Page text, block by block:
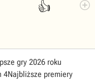
👍
gry 2026 roku
4Najbliższe premiery